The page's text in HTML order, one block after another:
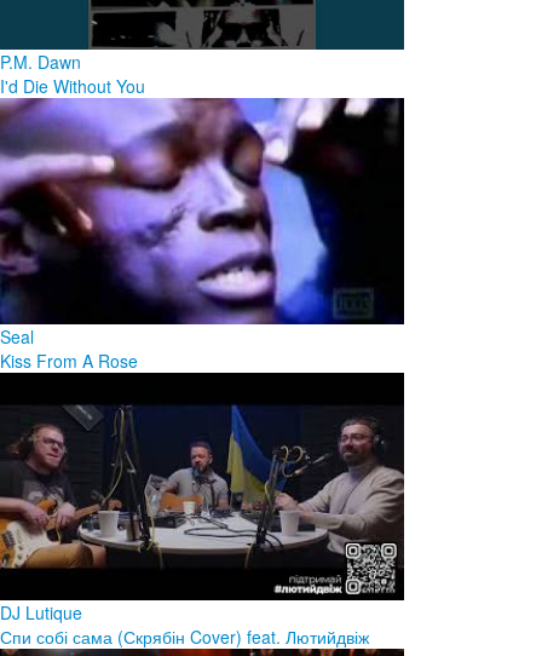
P.M. Dawn
I'd Die Without You
Seal
Kiss From A Rose
DJ Lutique
Спи собі сама (Скрябін Cover) feat. Лютийдвіж